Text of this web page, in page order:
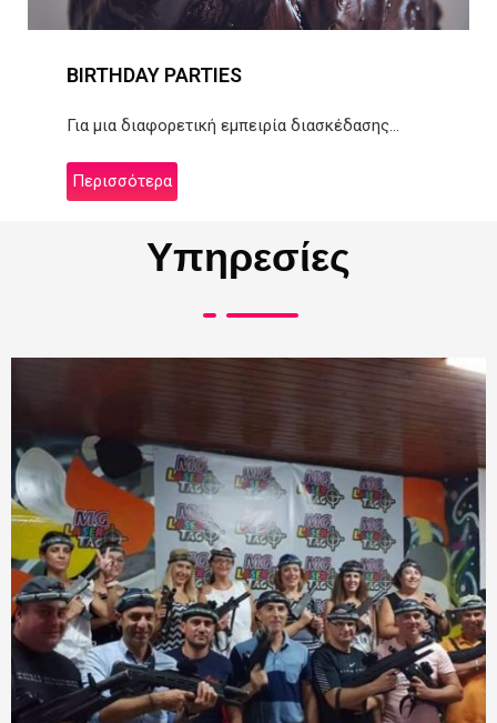
BIRTHDAY PARTIES
Για μια διαφορετική εμπειρία διασκέδασης...
Περισσότερα
Υπηρεσίες